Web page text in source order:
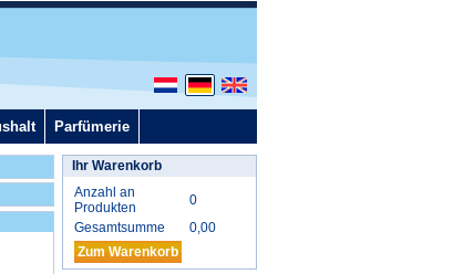
Parfümerie
Ihr Warenkorb
Anzahl an
Produkten
0
Gesamtsumme
0,00
Zum Warenkorb